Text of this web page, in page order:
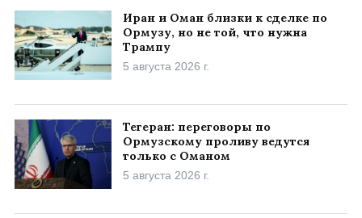
Иран и Оман близки к сделке по
Ормузу, но не той, что нужна
Трампу
5 августа 2026 г.
Тегеран: переговоры по
Ормузскому проливу ведутся
только с Оманом
5 августа 2026 г.